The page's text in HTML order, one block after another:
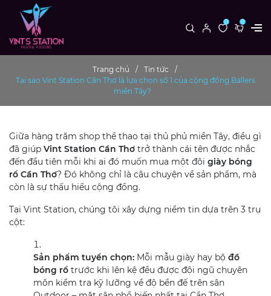
0 0
Trang chủ
Tin tức
Tại sao Vint Station Cần Thơ là lựa chọn số 1 của cộng đồng Ballers
miền Tây?
Giữa hàng trăm shop thể thao tại thủ phủ miền Tây, điều gì
đã giúp Vint Station Cần Thơ trở thành cái tên được nhắc
đến đầu tiên mỗi khi ai đó muốn mua một đôi giày bóng
rổ Cần Thơ? Đó không chỉ là câu chuyện về sản phẩm, mà
còn là sự thấu hiểu cộng đồng.
Tại Vint Station, chúng tôi xây dựng niềm tin dựa trên 3 trụ
cột:
Sản phẩm tuyển chọn: Mỗi mẫu giày hay bộ đồ
bóng rổ trước khi lên kệ đều được đội ngũ chuyên
môn kiểm tra kỹ lưỡng về độ bền đế trên sân